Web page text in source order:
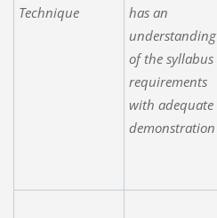
Technique
has an
understanding
of the syllabus
requirements
with adequate
demonstration